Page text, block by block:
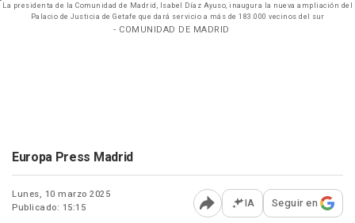
La presidenta de la Comunidad de Madrid, Isabel Díaz Ayuso, inaugura la nueva ampliación del
Palacio de Justicia de Getafe que dará servicio a más de 183.000 vecinos del sur
- COMUNIDAD DE MADRID
Europa Press Madrid
Lunes, 10 marzo 2025
Publicado: 15:15
Abrir opciones para
IA Seguir en